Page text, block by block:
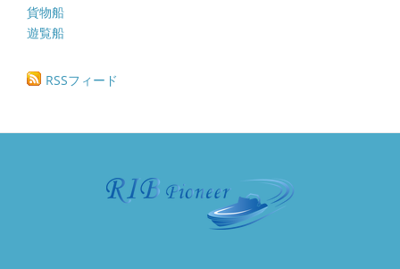
貨物船
遊覧船
RSSフィード